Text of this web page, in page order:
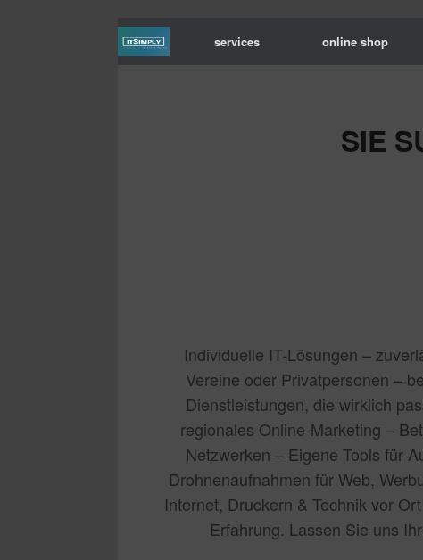
services online shop
SIE
Individuelle IT-Lösungen –
Vereine oder Privatpersonen –
Dienstleistungen, die wirklich
regionales Online-Marketing –
Netzwerken – Eigene Tools für
Drohnenaufnahmen für Web,
Internet, Druckern & Technik vor
Erfahrung. Lassen Sie uns